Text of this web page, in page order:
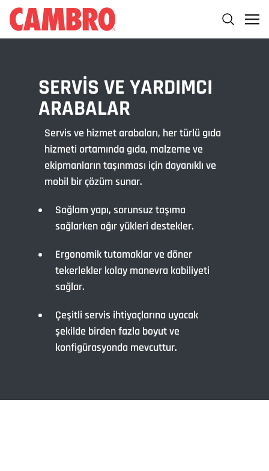
SERVIS VE YARDIMCI
ARABALAR
Servis ve hizmet arabaları, her türlü gıda
hizmeti ortamında gıda, malzeme ve
ekipmanların taşınması için dayanıklı ve
mobil bir çözüm sunar.
Sağlam yapı, sorunsuz taşıma
sağlarken ağır yükleri destekler.
Ergonomik tutamaklar ve döner
tekerlekler kolay manevra kabiliyeti
sağlar.
Çeşitli servis ihtiyaçlarına uyacak
şekilde birden fazla boyut ve
konfigürasyonda mevcuttur.